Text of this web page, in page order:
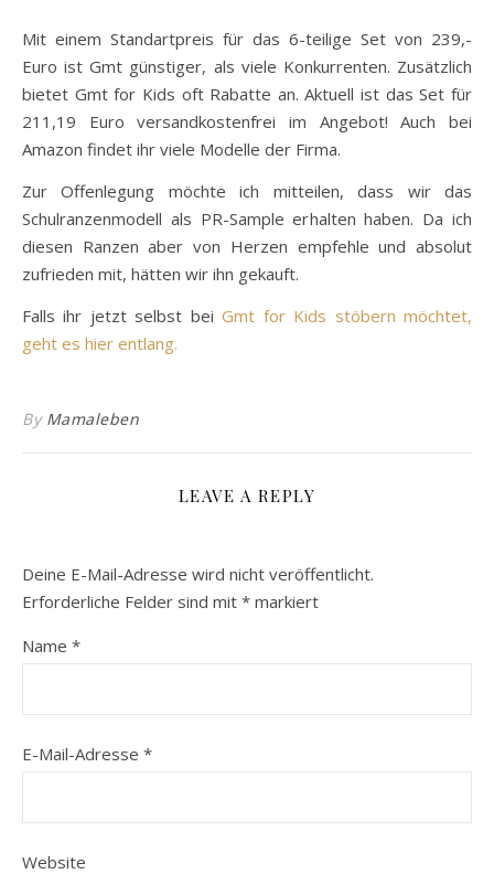
Mit einem Standartpreis für das 6-teilige Set von 239,-
Euro ist Gmt günstiger, als viele Konkurrenten. Zusätzlich
bietet Gmt for Kids oft Rabatte an. Aktuell ist das Set für
211,19 Euro versandkostenfrei im Angebot! Auch bei
Amazon findet ihr viele Modelle der Firma.
Zur Offenlegung möchte ich mitteilen, dass wir das
Schulranzenmodell als PR-Sample erhalten haben. Da ich
diesen Ranzen aber von Herzen empfehle und absolut
zufrieden mit, hätten wir ihn gekauft.
Falls ihr jetzt selbst beiGmt for Kids stöbern möchtet,
geht es hier entlang.
By Mamaleben
LEAVE A REPLY
Deine E-Mail-Adresse wird nicht veröffentlicht.
Erforderliche Felder sind mit * markiert
Name *
E-Mail-Adresse *
Website